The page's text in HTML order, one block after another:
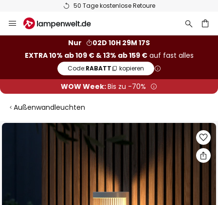
50 Tage kostenlose Retoure
Inhalt
Nur
02D 10H 29M 17S
EXTRA 10% ab 109 € & 13% ab 159 €auf fast alles
Code:RABATT kopieren
WOW Week:Bis zu -70%
Außenwandleuchten
Zum